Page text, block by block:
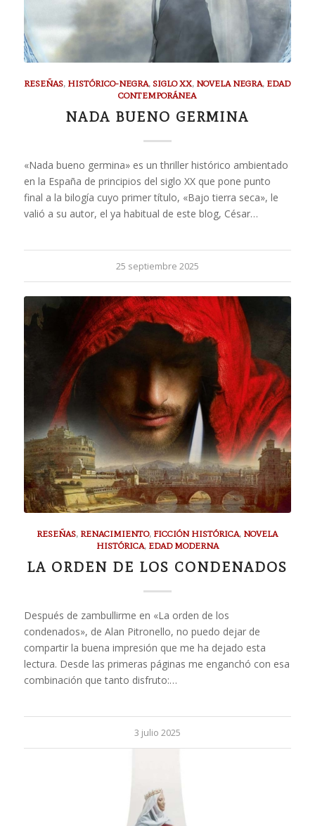
RESEÑAS, HISTÓRICO-NEGRA, SIGLO XX, NOVELA NEGRA, EDAD
CONTEMPORÁNEA
NADA BUENO GERMINA
«Nada bueno germina» es un thriller histórico ambientado
en la España de principios del siglo XX que pone punto
final a la bilogía cuyo primer título, «Bajo tierra seca», le
valió a su autor, el ya habitual de este blog, César…
25 septiembre 2025
RESEÑAS, RENACIMIENTO, FICCIÓN HISTÓRICA, NOVELA
HISTÓRICA, EDAD MODERNA
LA ORDEN DE LOS CONDENADOS
Después de zambullirme en «La orden de los
condenados», de Alan Pitronello, no puedo dejar de
compartir la buena impresión que me ha dejado esta
lectura. Desde las primeras páginas me enganchó con esa
combinación que tanto disfruto:…
3 julio 2025